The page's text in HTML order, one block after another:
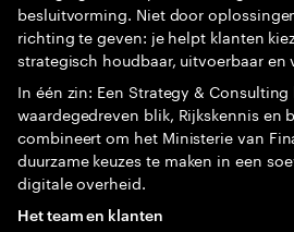
besluitvorming. Niet door
richting te geven: je helpt klanten
strategisch houdbaar, uitvoerbaar en
In één zin: Een Strategy &
waardegedreven blik, Rijkskennis en
combineert om het Ministerie van
duurzame keuzes te maken in een
digitale overheid.
Het team en klanten